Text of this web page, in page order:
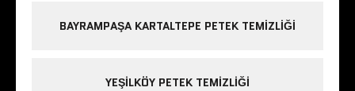
BAYRAMPAŞA KARTALTEPE PETEK TEMIZLIĞI
YEŞILKÖY PETEK TEMIZLIĞI